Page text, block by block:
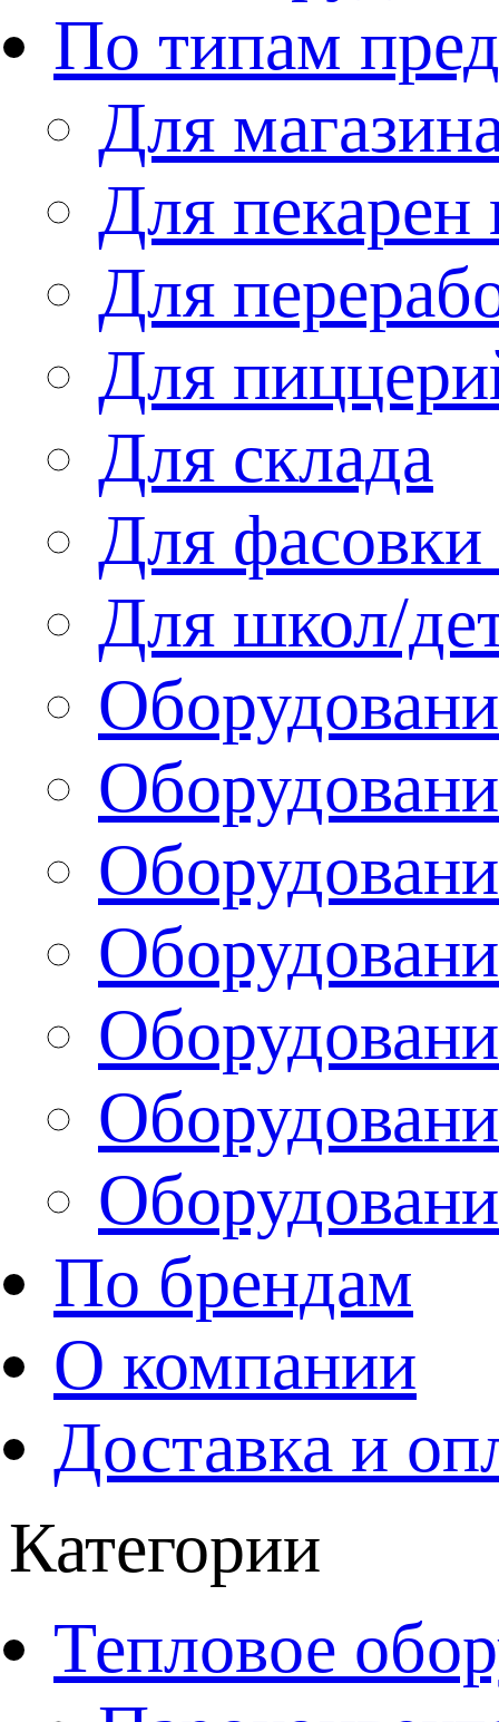
По типам
Для
Для пекарен
Для
Для
Для склада
Для фасовки
Для школ/
По брендам
О компании
Доставка и
Категории
Тепловое